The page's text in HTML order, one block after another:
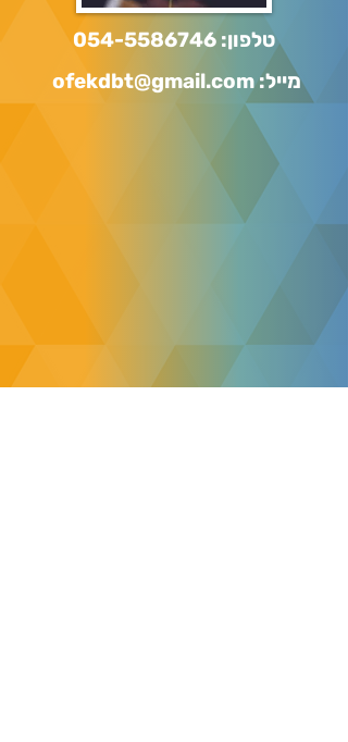
טלפון: 054-5586746
מייל: ofekdbt@gmail.com